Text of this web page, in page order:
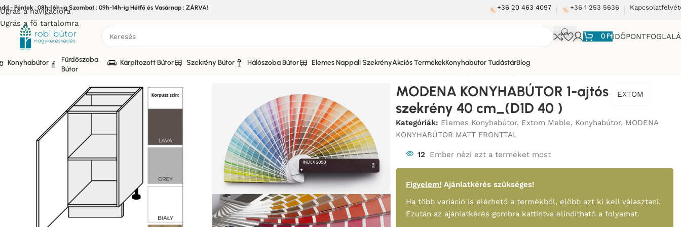
Ugrás a navigációra
Ugrás a fő tartalomra
- Péntek : 08h-16h-ig Szombat : 09h-14h-ig Hétfő és Vasárnap : ZÁRVA! +36 20 463 4097 +36 1 253 5636
0Ft
Konyhabútor
Fürdőszoba
Bútor
Kárpitozott Bútor Szekrény Bútor Hálószoba Bútor Elemes Nappali SzekrényAkciós TermékekKonyhabútor TudástárBlog
Bútor/Konyhabútor
MODENA KONYHABÚTOR 1-ajtós
szekrény 40 cm_(D1D 40 )
EXTOM
Kategóriák: Elemes Konyhabútor, Extom Meble, Konyhabútor, MODENA
KONYHABÚTOR MATT FRONTTAL
12 Ember nézi ezt a terméket most
Figyelem! Ajánlatkérés szükséges!
Ha több variáció is elérhető a termékből, előbb azt ki kell választani.
Ezután az ajánlatkérés gombra kattintva elindítható a folyamat.